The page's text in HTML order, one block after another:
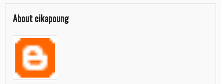
About cikapoung